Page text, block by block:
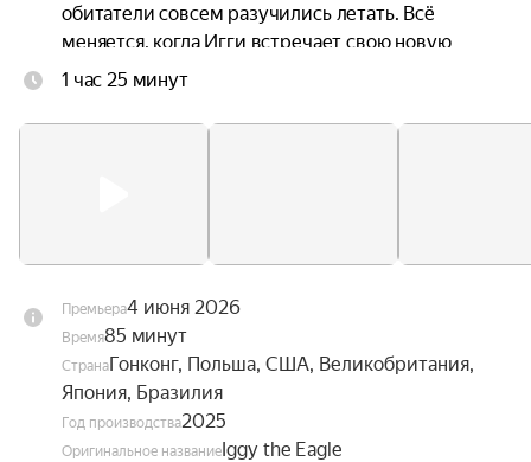
обитатели совсем разучились летать. Всё
меняется, когда Игги встречает свою новую
одноклассницу Ив, без ума влюблённую в
наконец обретает смелость взглянуть в глаза
1 час 25 минут
Премьера4 июня 2026
Время85 минут
СтранаГонконг, Польша, США, Великобритания,
Япония, Бразилия
Год производства2025
Оригинальное названиеIggy the Eagle